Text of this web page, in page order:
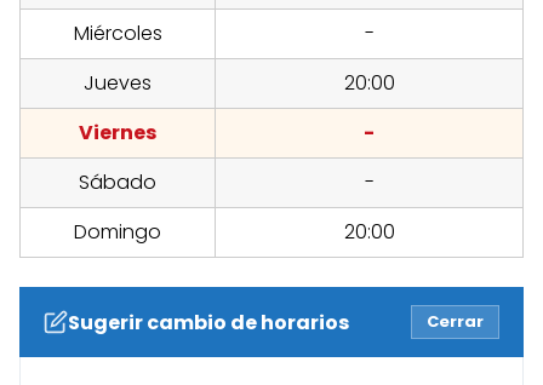
Miércoles
-
Jueves
20:00
Viernes
-
Sábado
-
Domingo
20:00
Sugerir cambio de horarios Cerrar